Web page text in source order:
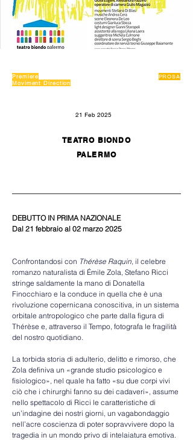
Premiere
Moviment Direction
PROSA
21 Feb 2025
TEATRO BIONDO
PALERMO
DEBUTTO IN PRIMA NAZIONALE
Dal 21 febbraio al 02 marzo 2025
Confrontandosi con Thérèse Raquin, il celebre
romanzo naturalista di Émile Zola, Stefano Ricci
stringe saldamente la mano di Donatella
Finocchiaro e la conduce in quella che è una
rivoluzione copernicana conoscitiva, in un sistema
orbitale antropologico che parte dalla figura di
Thérèse e, attraverso il Tempo, fotografa le fragilità
del nostro quotidiano.
La torbida storia di adulterio, delitto e rimorso, che
Zola definiva un «grande studio psicologico e
fisiologico», nel quale ha fatto «su due corpi vivi
ciò che i chirurghi fanno su dei cadaveri», assume
nello spettacolo di Ricci le caratteristiche di
un’indagine dei nostri giorni, un vagabondaggio
nell’acre coscienza di poter sopravvivere dopo la
tragedia in un mondo privo di intelaiatura emotiva.